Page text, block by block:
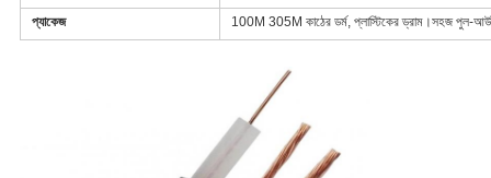
প্যাকেজ 100M 305M কাঠের ডর্ম, প্লাস্টিকের ড্রাম।সহজ পুল-আউট